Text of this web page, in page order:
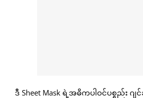
ဒီ Sheet Mask ရဲ့အဓိကပါဝင်ပစ္စည်း